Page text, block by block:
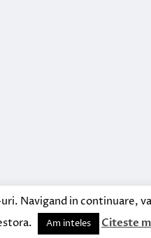
Navigand in continuare,
Am inteles Citeste